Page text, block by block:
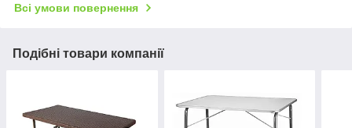
Всі умови повернення
Подібні товари компанії